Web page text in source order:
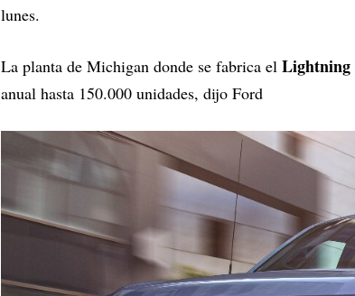
lunes.
La planta de Michigan donde se fabrica el Lightning
anual hasta 150.000 unidades, dijo Ford